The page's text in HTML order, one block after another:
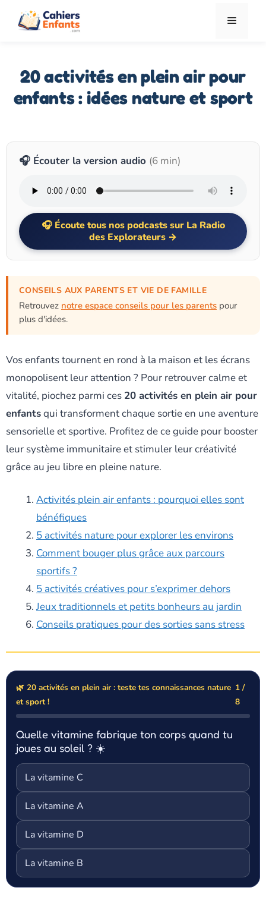
Menu
20 activités en plein air pour
enfants : idées nature et sport
🎧 Écouter la version audio (6 min)
Écoute tous nos podcasts sur La Radio
des Explorateurs →
CONSEILS AUX PARENTS ET VIE DE FAMILLE
Retrouvez notre espace conseils pour les parents pour
plus d'idées.
Vos enfants tournent en rond à la maison et les écrans
monopolisent leur attention ? Pour retrouver calme et
vitalité, piochez parmi ces 20 activités en plein air pour
enfantsqui transforment chaque sortie en une aventure
sensorielle et sportive. Profitez de ce guide pour booster
leur système immunitaire et stimuler leur créativité
grâce au jeu libre en pleine nature.
Activités plein air enfants : pourquoi elles sont
bénéfiques
5 activités nature pour explorer les environs
Comment bouger plus grâce aux parcours
sportifs ?
5 activités créatives pour s’exprimer dehors
Jeux traditionnels et petits bonheurs au jardin
Conseils pratiques pour des sorties sans stress
🌿 20 activités en plein air : teste tes connaissances nature
et sport !
1 /
8
Quelle vitamine fabrique ton corps quand tu
joues au soleil ? ☀️
La vitamine C
La vitamine A
La vitamine D
La vitamine B